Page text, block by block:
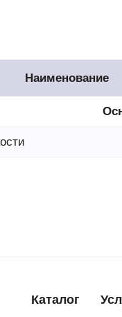
Наименование
Каталог